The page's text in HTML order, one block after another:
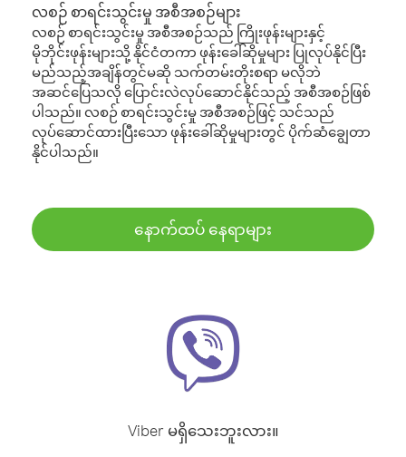
လစဉ် စာရင်းသွင်းမှု အစီအစဉ်များ
လစဉ် စာရင်းသွင်းမှု အစီအစဉ်သည် ကြိုးဖုန်းများနှင့်
မိုဘိုင်းဖုန်းများသို့ နိုင်ငံတကာ ဖုန်းခေါ်ဆိုမှုများ ပြုလုပ်နိုင်ပြီး
မည်သည့်အချိန်တွင်မဆို သက်တမ်းတိုးစရာ မလိုဘဲ
အဆင်ပြေသလို ပြောင်းလဲလုပ်ဆောင်နိုင်သည့် အစီအစဉ်ဖြစ်
ပါသည်။ လစဉ် စာရင်းသွင်းမှု အစီအစဉ်ဖြင့် သင်သည်
လုပ်ဆောင်ထားပြီးသော ဖုန်းခေါ်ဆိုမှုများတွင် ပိုက်ဆံချွေတာ
နိုင်ပါသည်။
နောက်ထပ် နေရာများ
Viber မရှိသေးဘူးလား။